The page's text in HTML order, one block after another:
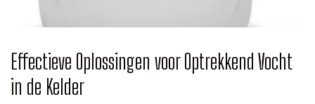
Effectieve Oplossingen voor Optrekkend Vocht
in de Kelder